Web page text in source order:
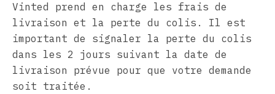
Vinted prend en charge les frais de
livraison et la perte du colis. Il est
important de signaler la perte du colis
dans les 2 jours suivant la date de
livraison prévue pour que votre demande
soit traitée.